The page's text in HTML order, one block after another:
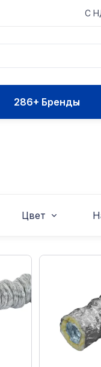
С
286+ Бренды
Цвет